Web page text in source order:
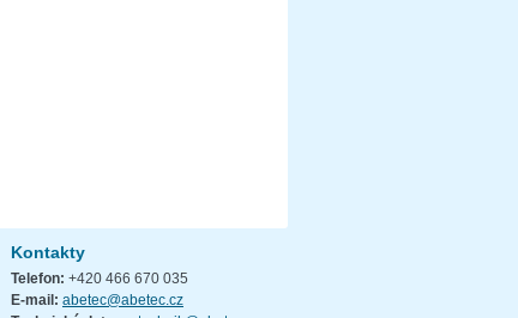
Kontakty
Telefon: +420 466 670 035
E-mail: abetec@abetec.cz